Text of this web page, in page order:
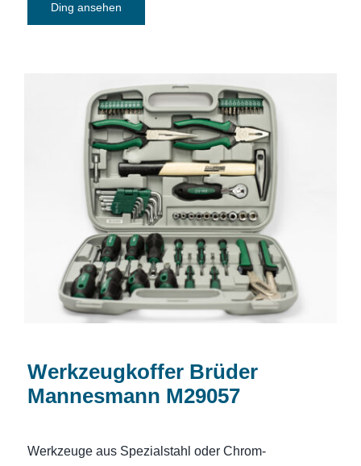
Ding ansehen
Werkzeugkoffer Brüder Mannesmann
M29057
Werkzeugkoffer Brüder
Mannesmann M29057
Werkzeuge aus Spezialstahl oder Chrom-